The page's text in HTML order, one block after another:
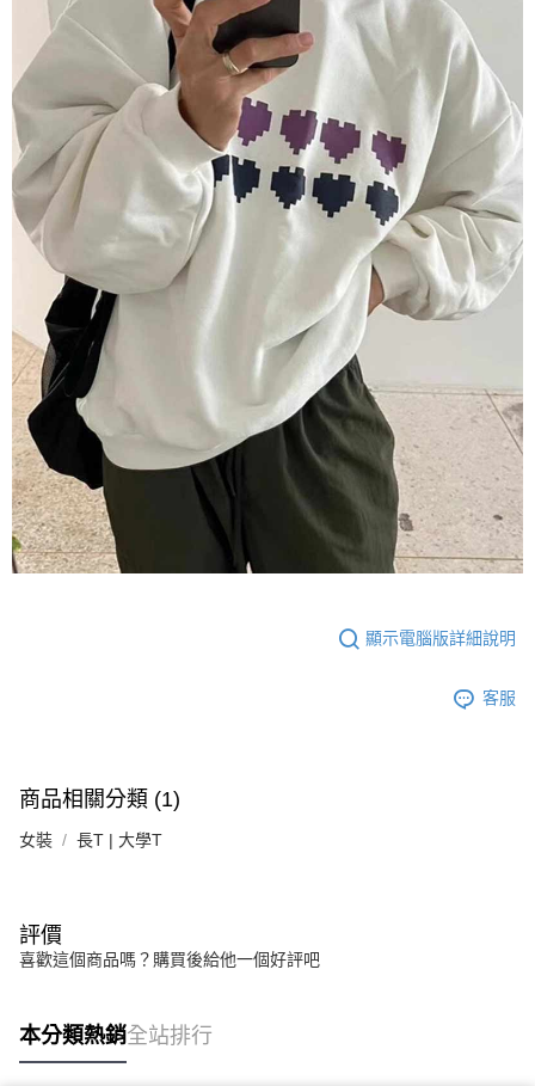
顯示電腦版詳細說明
客服
商品相關分類 (1)
女裝 長T | 大學T
評價
喜歡這個商品嗎？購買後給他一個好評吧
本分類熱銷全站排行